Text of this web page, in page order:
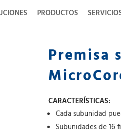
PRODUCTOS
Premisa
CARACTERÍSTICAS:
Cada subunidad
Subunidades de 16